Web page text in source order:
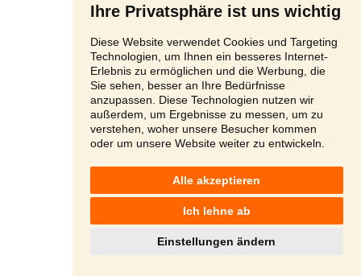
Ihre Privatsphäre ist uns wichtig
Diese Website verwendet Cookies und Targeting
Technologien, um Ihnen ein besseres Internet-
Erlebnis zu ermöglichen und die Werbung, die
Sie sehen, besser an Ihre Bedürfnisse
anzupassen. Diese Technologien nutzen wir
außerdem, um Ergebnisse zu messen, um zu
verstehen, woher unsere Besucher kommen
oder um unsere Website weiter zu entwickeln.
Alle akzeptieren
Ich lehne ab
Einstellungen ändern